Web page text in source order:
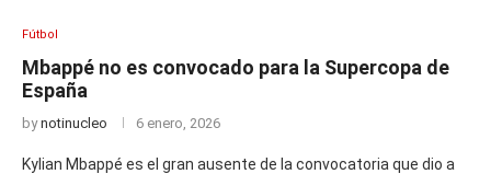
Fútbol
Mbappé no es convocado para la Supercopa de
España
bynotinucleo 6 enero, 2026
Kylian Mbappé es el gran ausente de la convocatoria que dio a